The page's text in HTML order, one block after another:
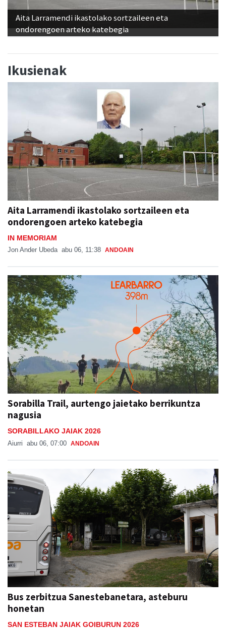
Aita Larramendi ikastolako sortzaileen eta
ondorengoen arteko katebegia
Ikusienak
Aita Larramendi ikastolako sortzaileen eta
ondorengoen arteko katebegia
IN MEMORIAM
Jon Ander Ubeda abu 06, 11:38 ANDOAIN
Sorabilla Trail, aurtengo jaietako berrikuntza
nagusia
SORABILLAKO JAIAK 2026
Aiurri abu 06, 07:00 ANDOAIN
Bus zerbitzua Sanestebanetara, asteburu
honetan
SAN ESTEBAN JAIAK GOIBURUN 2026